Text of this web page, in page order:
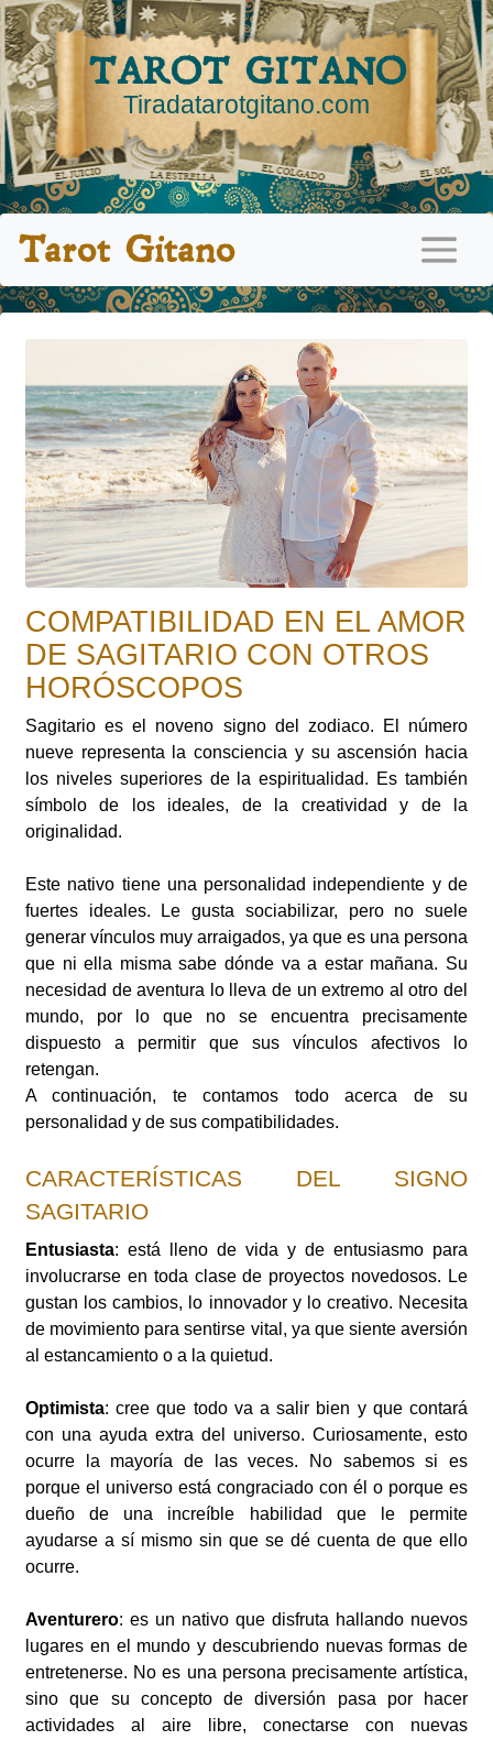
TAROT GITANO
Tiradatarotgitano.com
Tarot Gitano
COMPATIBILIDAD EN EL AMOR
DE SAGITARIO CON OTROS
HORÓSCOPOS
Sagitario es el noveno signo del zodiaco. El número
nueve representa la consciencia y su ascensión hacia
los niveles superiores de la espiritualidad. Es también
símbolo de los ideales, de la creatividad y de la
originalidad.
Este nativo tiene una personalidad independiente y de
fuertes ideales. Le gusta sociabilizar, pero no suele
generar vínculos muy arraigados, ya que es una persona
que ni ella misma sabe dónde va a estar mañana. Su
necesidad de aventura lo lleva de un extremo al otro del
mundo, por lo que no se encuentra precisamente
dispuesto a permitir que sus vínculos afectivos lo
retengan.
A continuación, te contamos todo acerca de su
personalidad y de sus compatibilidades.
CARACTERÍSTICAS DEL SIGNO
SAGITARIO
Entusiasta: está lleno de vida y de entusiasmo para
involucrarse en toda clase de proyectos novedosos. Le
gustan los cambios, lo innovador y lo creativo. Necesita
de movimiento para sentirse vital, ya que siente aversión
al estancamiento o a la quietud.
Optimista: cree que todo va a salir bien y que contará
con una ayuda extra del universo. Curiosamente, esto
ocurre la mayoría de las veces. No sabemos si es
porque el universo está congraciado con él o porque es
dueño de una increíble habilidad que le permite
ayudarse a sí mismo sin que se dé cuenta de que ello
ocurre.
Aventurero: es un nativo que disfruta hallando nuevos
lugares en el mundo y descubriendo nuevas formas de
entretenerse. No es una persona precisamente artística,
sino que su concepto de diversión pasa por hacer
actividades al aire libre, conectarse con nuevas